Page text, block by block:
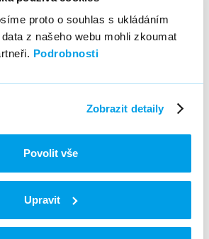
proto o souhlas s ukládáním
z našeho webu mohli zkoumat
Podrobnosti
Zobrazit detaily
Povolit vše
Upravit
zavolat?*
Tvůj životopis
souhlasíš spodmínkami zpracování osobních